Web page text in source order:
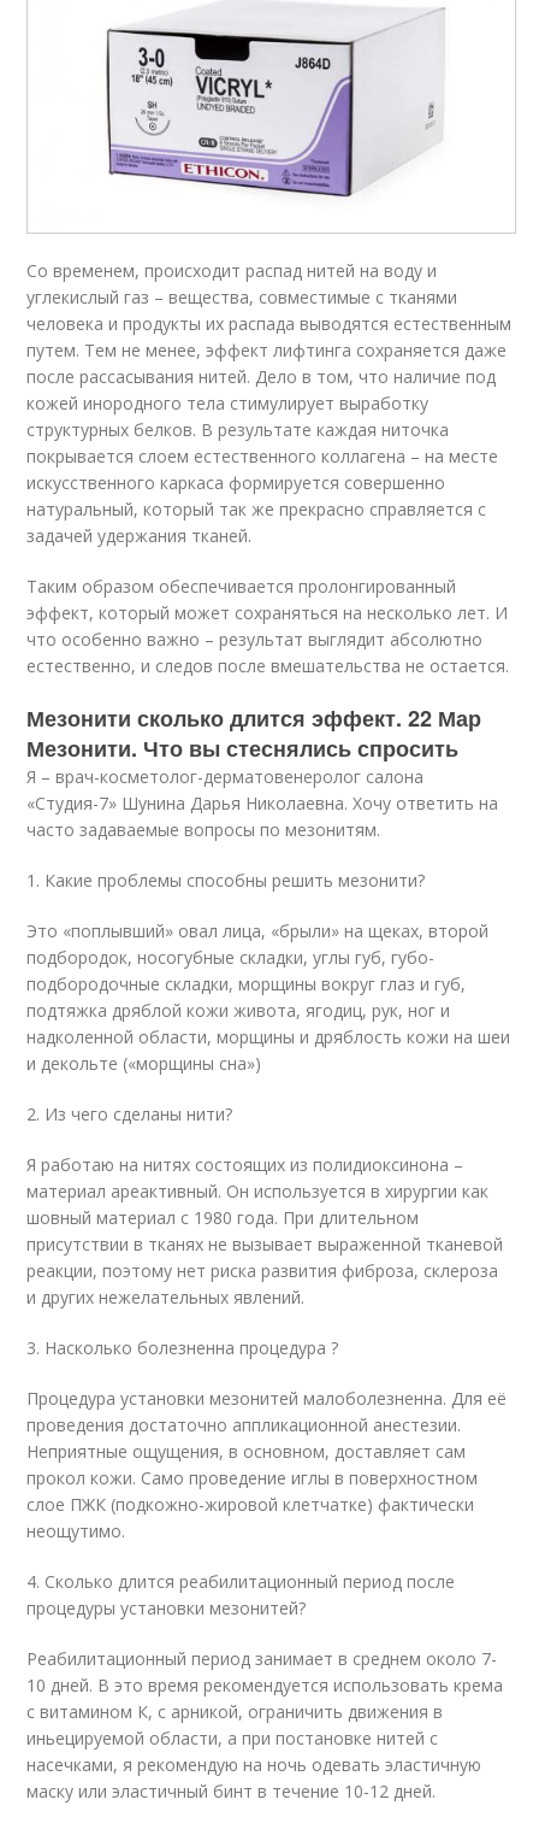
Со временем, происходит распад нитей на воду и
углекислый газ – вещества, совместимые с тканями
человека и продукты их распада выводятся естественным
путем. Тем не менее, эффект лифтинга сохраняется даже
после рассасывания нитей. Дело в том, что наличие под
кожей инородного тела стимулирует выработку
структурных белков. В результате каждая ниточка
покрывается слоем естественного коллагена – на месте
искусственного каркаса формируется совершенно
натуральный, который так же прекрасно справляется с
задачей удержания тканей.
Таким образом обеспечивается пролонгированный
эффект, который может сохраняться на несколько лет. И
что особенно важно – результат выглядит абсолютно
естественно, и следов после вмешательства не остается.
Мезонити сколько длится эффект. 22 Мар
Мезонити. Что вы стеснялись спросить
Я – врач-косметолог-дерматовенеролог салона
«Студия-7» Шунина Дарья Николаевна. Хочу ответить на
часто задаваемые вопросы по мезонитям.
1. Какие проблемы способны решить мезонити?
Это «поплывший» овал лица, «брыли» на щеках, второй
подбородок, носогубные складки, углы губ, губо-
подбородочные складки, морщины вокруг глаз и губ,
подтяжка дряблой кожи живота, ягодиц, рук, ног и
надколенной области, морщины и дряблость кожи на шеи
и декольте («морщины сна»)
2. Из чего сделаны нити?
Я работаю на нитях состоящих из полидиоксинона –
материал ареактивный. Он используется в хирургии как
шовный материал с 1980 года. При длительном
присутствии в тканях не вызывает выраженной тканевой
реакции, поэтому нет риска развития фиброза, склероза
и других нежелательных явлений.
3. Насколько болезненна процедура ?
Процедура установки мезонитей малоболезненна. Для её
проведения достаточно аппликационной анестезии.
Неприятные ощущения, в основном, доставляет сам
прокол кожи. Само проведение иглы в поверхностном
слое ПЖК (подкожно-жировой клетчатке) фактически
неощутимо.
4. Сколько длится реабилитационный период после
процедуры установки мезонитей?
Реабилитационный период занимает в среднем около 7-
10 дней. В это время рекомендуется использовать крема
с витамином К, с арникой, ограничить движения в
иньецируемой области, а при постановке нитей с
насечками, я рекомендую на ночь одевать эластичную
маску или эластичный бинт в течение 10-12 дней.